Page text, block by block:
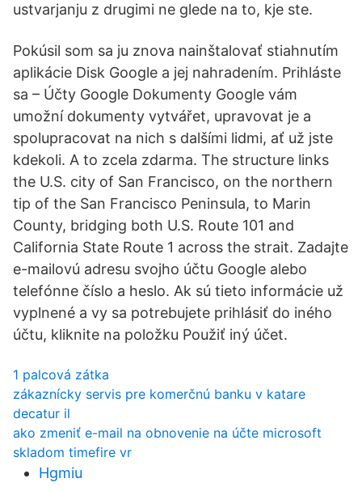
ustvarjanju z drugimi ne glede na to, kje ste.
Pokúsil som sa ju znova nainštalovať stiahnutím
aplikácie Disk Google a jej nahradením. Prihláste
sa – Účty Google Dokumenty Google vám
umožní dokumenty vytvářet, upravovat je a
spolupracovat na nich s dalšími lidmi, ať už jste
kdekoli. A to zcela zdarma. The structure links
the U.S. city of San Francisco, on the northern
tip of the San Francisco Peninsula, to Marin
County, bridging both U.S. Route 101 and
California State Route 1 across the strait. Zadajte
e-mailovú adresu svojho účtu Google alebo
telefónne číslo a heslo. Ak sú tieto informácie už
vyplnené a vy sa potrebujete prihlásiť do iného
účtu, kliknite na položku Použiť iný účet.
1 palcová zátka
zákaznícky servis pre komerčnú banku v katare
decatur il
ako zmeniť e-mail na obnovenie na účte microsoft
skladom timefire vr
Hgmiu